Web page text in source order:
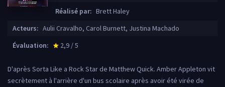
Réalisé par: Brett Haley
Acteurs: Aulii Cravalho, Carol Burnett, Justina Machado
Évaluation:
star_rate
2,9 / 5
D'après Sorta Like a Rock Star de Matthew Quick. Amber Appleton vit
secrètement à l'arrière d'un bus scolaire après avoir été virée de